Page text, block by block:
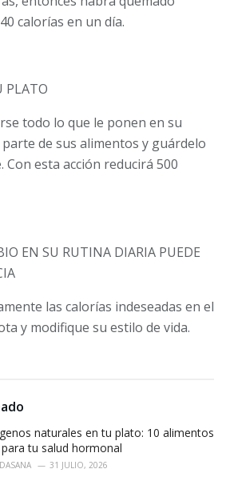
calorías en un día.
PLATO
todo lo que le ponen en su
de sus alimentos y guárdelo
Con esta acción reducirá 500
EN SU RUTINA DIARIA PUEDE
las calorías indeseadas en el
y modifique su estilo de vida.
naturales en tu plato: 10 alimentos
tu salud hormonal
31 JULIO, 2026